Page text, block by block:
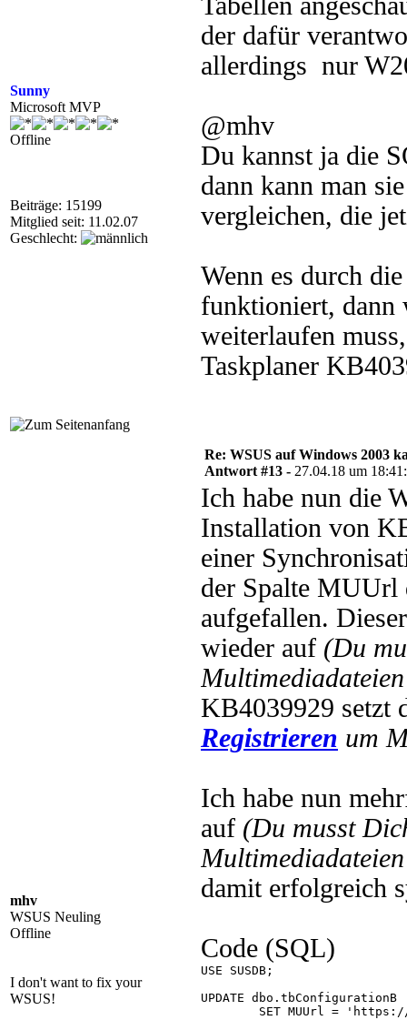
Sunny
Microsoft MVP
Offline
Beiträge: 15199
Mitglied seit: 11.02.07
Geschlecht:
der dafür
allerdings nur
@mhv
Du kannst ja die
dann kann man
vergleichen, die
Wenn es durch
funktioniert, dann
weiterlaufen
Taskplaner
mhv
WSUS Neuling
Offline
I don't want to fix your
WSUS!
Re: WSUS auf Windows 2003
Antwort #13 - 27.04.18 um
Ich habe nun die
Installation von
einer
der Spalte MUUrl
aufgefallen.
wieder auf (Du
KB4039929 setzt
Registrieren um
Ich habe nun
auf (Du musst
damit erfolgreich
Code (SQL)
USE SUSDB;
UPDATE dbo.tbConfigurationB